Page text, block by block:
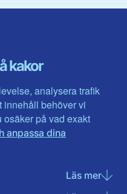
kakor
analysera trafik
innehåll behöver vi
på vad exakt
anpassa dina
Läs merom
län
Götaland
län